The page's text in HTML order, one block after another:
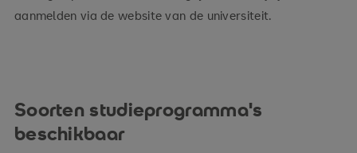
aanmelden via de website van de universiteit.
Soorten studieprogramma's
beschikbaar